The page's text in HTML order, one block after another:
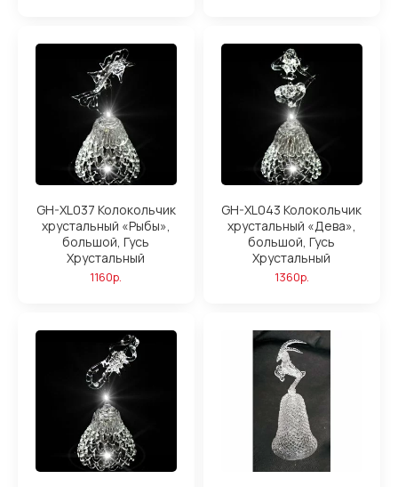
GH-XL037 Колокольчик
хрустальный «Рыбы»,
большой, Гусь
Хрустальный
1160р.
GH-XL043 Колокольчик
хрустальный «Дева»,
большой, Гусь
Хрустальный
1360р.